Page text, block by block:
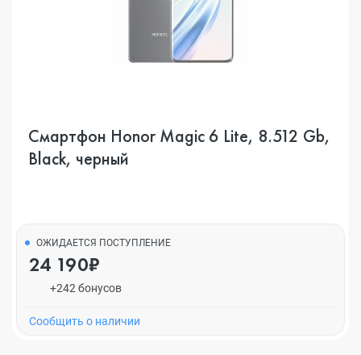
Смартфон Honor Magic 6 Lite, 8.512 Gb,
Black, черный
ОЖИДАЕТСЯ ПОСТУПЛЕНИЕ
24 190₽
+242 бонусов
Cообщить о наличии